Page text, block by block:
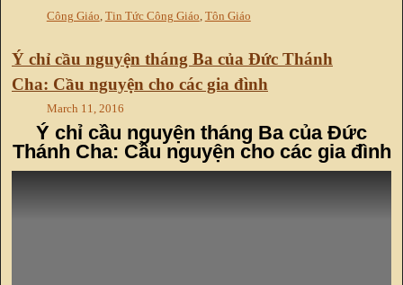
Công Giáo, Tin Tức Công Giáo, Tôn Giáo
Ý chỉ cầu nguyện tháng Ba của Đức Thánh
Cha: Cầu nguyện cho các gia đình
March 11, 2016
Ý chỉ cầu nguyện tháng Ba của Đức
Thánh Cha: Cầu nguyện cho các gia đình